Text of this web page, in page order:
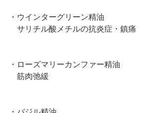
・ウインターグリーン精油
サリチル酸メチルの抗炎症・鎮痛
・ローズマリーカンファー精油
筋肉弛緩